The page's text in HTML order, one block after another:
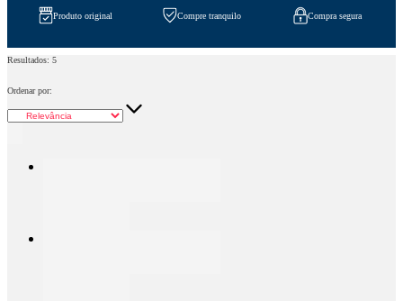
Produto original Compre tranquilo Compra segura
Resultados: 5
Ordenar por: